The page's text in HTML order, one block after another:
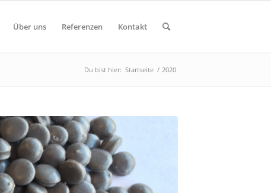
Über uns Referenzen Kontakt
Du bist hier: Startseite / 2020